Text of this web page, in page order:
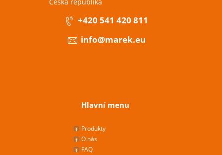
+420 541 420 811
info@marek.eu
Hlavní menu
Produkty
O nás
FAQ